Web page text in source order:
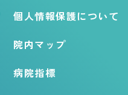
個人情報保護について
院内マップ
病院指標